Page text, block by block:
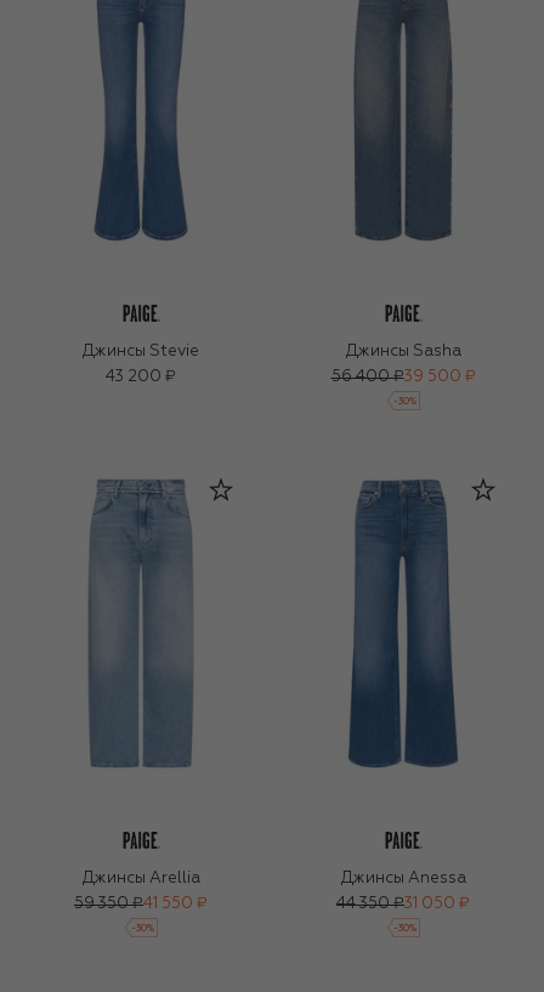
Джинсы Stevie
43 200 ₽
Джинсы Sasha
56 400 ₽39 500 ₽
-30%
Джинсы Arellia
59 350 ₽41 550 ₽
-30%
Джинсы Anessa
44 350 ₽31 050 ₽
-30%